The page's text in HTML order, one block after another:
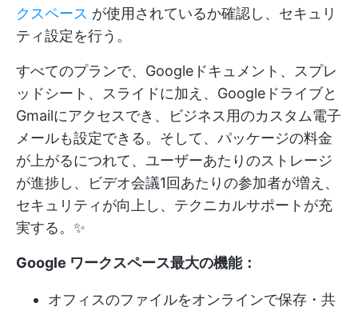
クスペース が使用されているか確認し、セキュリ
ティ設定を行う。
すべてのプランで、Googleドキュメント、スプレ
ッドシート、スライドに加え、Googleドライブと
Gmailにアクセスでき、ビジネス用のカスタム電子
メールも設定できる。そして、パッケージの料金
が上がるにつれて、ユーザーあたりのストレージ
が進捗し、ビデオ会議1回あたりの参加者が増え、
セキュリティが向上し、テクニカルサポートが充
実する。✨
Google ワークスペース最大の機能：
オフィスのファイルをオンラインで保存・共